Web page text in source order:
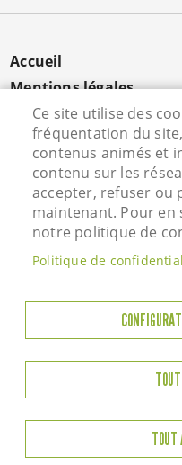
MENU
PIED
PAGE
Accueil
Mentions légales
Données personnelles
Cookies
Contact
S'identifier
Hôtel de Ville - Rue
Courdimanche
Mardi :
Jeudi :
Ce site utilise des
fréquentation du
contenus animés et
contenu sur les
accepter, refuser ou
maintenant. Pour en
notre politique de
Politique de
TOUT